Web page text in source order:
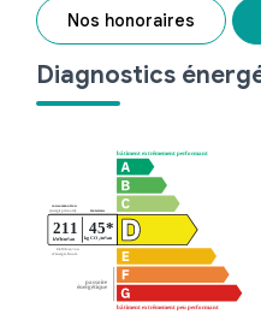
Nos honoraires
Diagnostics